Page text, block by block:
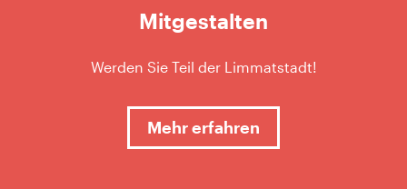
Mitgestalten
Werden Sie Teil der Limmatstadt!
Mehr erfahren